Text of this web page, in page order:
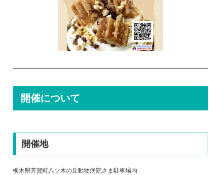
開催について
開催地
栃木県芳賀町八ツ木の丘動物病院さま駐車場内